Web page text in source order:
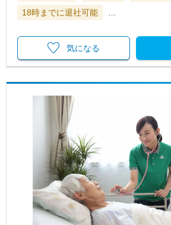
18時までに退社可能
…
気になる